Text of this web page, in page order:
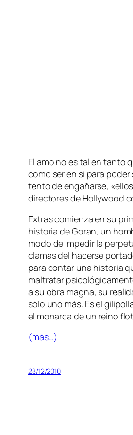
El amo no es tal en tan­to
co­mo ser en si pa­ra
ten­to de en­ga­ñar­se,
di­rec­to­res de Hollywood
Extras co­mien­za en su
his­to­ria de Goran, un
mo­do de im­pe­dir la
cla­mas del ha­cer­se
pa­ra con­tar una his­to­ria
mal­tra­tar
a su obra mag­na, su
só­lo uno más. Es el
el mo­nar­ca de un rei­no
(más…)
28/12/2010